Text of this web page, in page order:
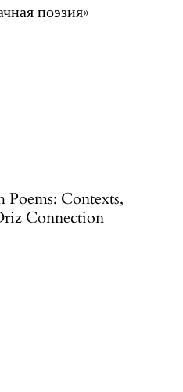
поэзия»
Poems: Contexts,
Connection